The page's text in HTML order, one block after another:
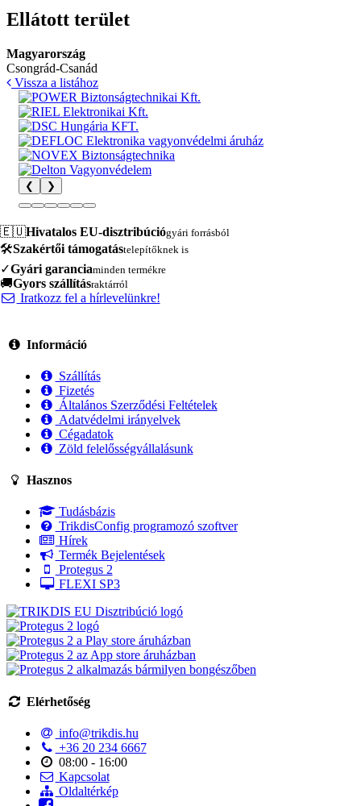
Ellátott terület
Magyarország
Csongrád-Csanád
Vissza a listához
❮ ❯
🇪🇺Hivatalos EU-disztribúciógyári forrásból
🛠️Szakértői támogatástelepítőknek is
✓Gyári garanciaminden termékre
🚚Gyors szállításraktárról
Iratkozz fel a hírlevelünkre!
Információ
Szállítás
Fizetés
Általános Szerződési Feltételek
Adatvédelmi irányelvek
Cégadatok
Zöld felelősségvállalásunk
Hasznos
Tudásbázis
TrikdisConfig programozó szoftver
Hírek
Termék Bejelentések
Protegus 2
FLEXI SP3
Elérhetőség
info@trikdis.hu
+36 20 234 6667
08:00 - 16:00
Kapcsolat
Oldaltérkép